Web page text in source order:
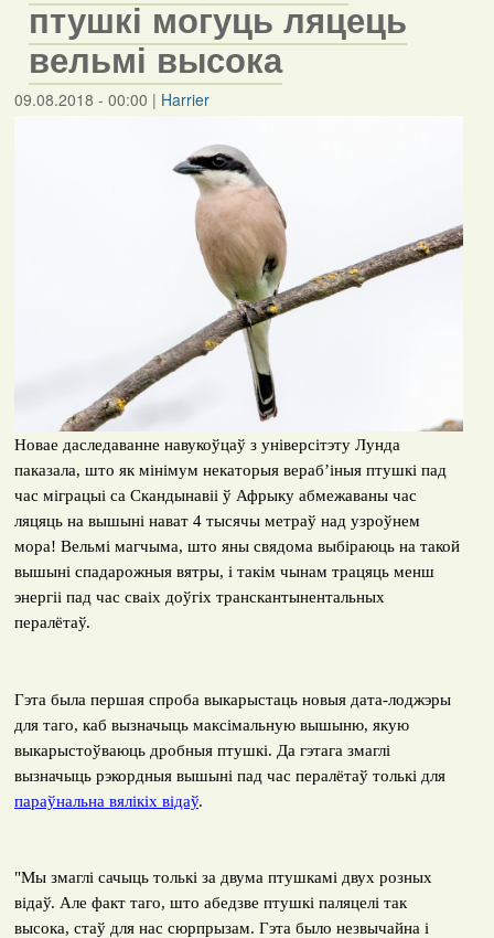
птушкі могуць ляцець
вельмі высока
09.08.2018 - 00:00 | Harrier
Новае даследаванне навукоўцаў з універсітэту Лунда
паказала, што як мінімум некаторыя вераб’іныя птушкі пад
час міграцыі са Скандынавіі ў Афрыку абмежаваны час
ляцяць на вышыні нават 4 тысячы метраў над узроўнем
мора! Вельмі магчыма, што яны свядома выбіраюць на такой
вышыні спадарожныя вятры, і такім чынам трацяць менш
энергіі пад час сваіх доўгіх транскантынентальных
пералётаў.
Гэта была першая спроба выкарыстаць новыя дата-лоджэры
для таго, каб вызначыць максімальную вышыню, якую
выкарыстоўваюць дробныя птушкі. Да гэтага змаглі
вызначыць рэкордныя вышыні пад час пералётаў толькі для
параўнальна вялікіх відаў.
"Мы змаглі сачыць толькі за двума птушкамі двух розных
відаў. Але факт таго, што абедзве птушкі паляцелі так
высока, стаў для нас сюрпрызам. Гэта было незвычайна і